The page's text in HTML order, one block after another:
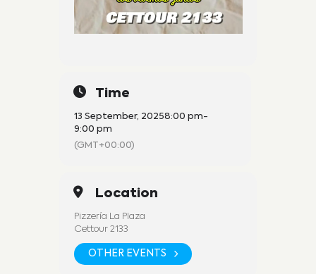
Time
13 September, 20258:00 pm-
9:00 pm
(GMT+00:00)
Location
Pizzería La Plaza
Cettour 2133
OTHER EVENTS